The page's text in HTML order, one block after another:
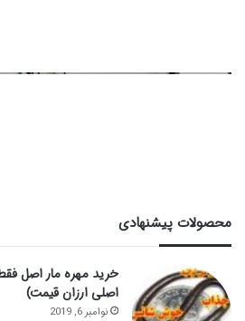
محصولات پیشنهادی
اصلی ارزان قیمت)
نوامبر 6, 2019